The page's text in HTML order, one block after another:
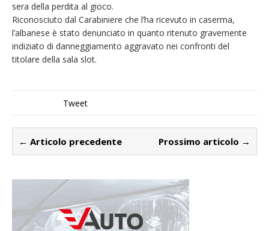
sera della perdita al gioco.
Riconosciuto dal Carabiniere che l’ha ricevuto in caserma,
l’albanese è stato denunciato in quanto ritenuto gravemente
indiziato di danneggiamento aggravato nei confronti del
titolare della sala slot.
Tweet
← Articolo precedente Prossimo articolo →